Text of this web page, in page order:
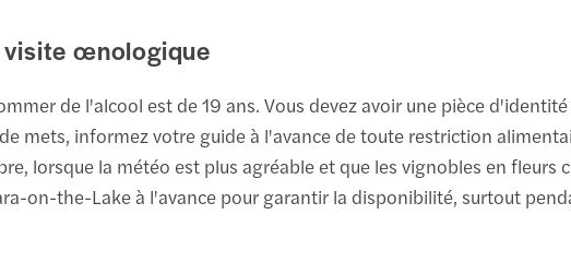
visite œnologique
de l'alcool est de 19 ans. Vous devez avoir une pièce
mets, informez votre guide à l'avance de toute restriction
lorsque la météo est plus agréable et que les vignobles en
on-the-Lake à l'avance pour garantir la disponibilité, surtout